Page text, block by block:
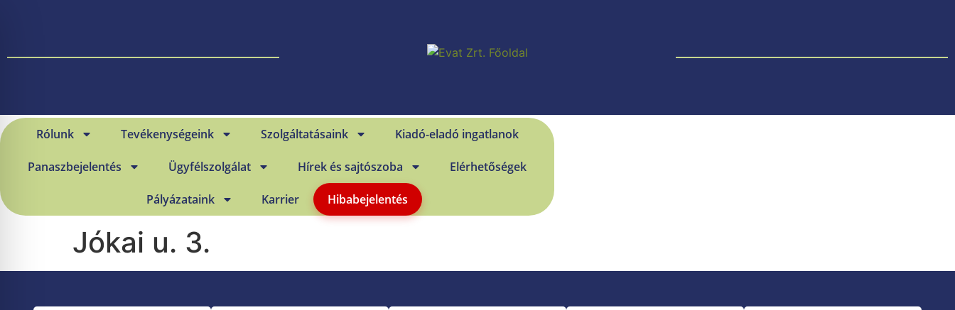
Rólunk Tevékenységeink Szolgáltatásaink Kiadó-eladó ingatlanok
Panaszbejelentés Ügyfélszolgálat Hírek és sajtószoba Elérhetőségek
Pályázataink Karrier Hibabejelentés
Jókai u. 3.